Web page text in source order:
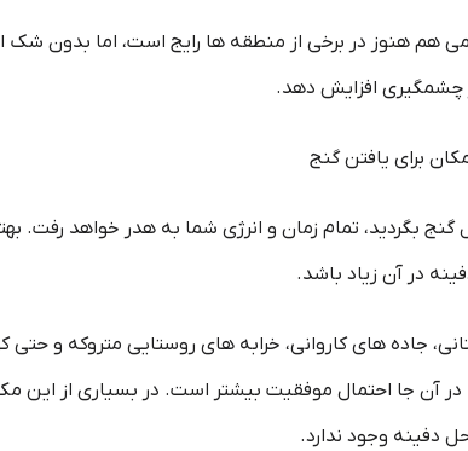
هنوز در برخی از منطقه ها رایج است، اما بدون شک
چشمگیری افزایش دهد.
برای یافتن گنج
گنج بگردید، تمام زمان و انرژی شما به هدر خواهد رفت.
در آن زیاد باشد.
جاده های کاروانی، خرابه های روستایی متروکه و
آن جا احتمال موفقیت بیشتر است. در بسیاری از این
دفینه وجود ندارد.